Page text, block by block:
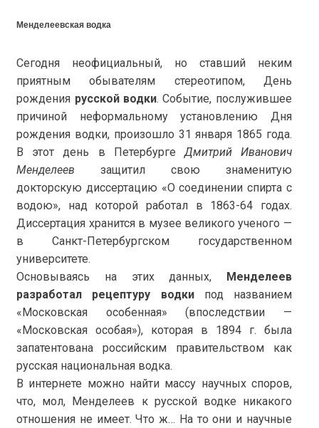
Менделеевская водка
Сегодня неофициальный, но ставший неким
приятным обывателям стереотипом, День
рождения русской водки. Событие, послужившее
причиной неформальному установлению Дня
рождения водки, произошло 31 января 1865 года.
В этот день в ПетербургеДмитрий Иванович
Менделеев защитил свою знаменитую
докторскую диссертацию «О соединении спирта с
водою», над которой работал в 1863-64 годах.
Диссертация хранится в музее великого ученого —
в Санкт-Петербургском государственном
университете.
Основываясь на этих данных, Менделеев
разработал рецептуру водкипод названием
«Московская особенная» (впоследствии —
«Московская особая»), которая в 1894 г. была
запатентована российским правительством как
русская национальная водка.
В интернете можно найти массу научных споров,
что, мол, Менделеев к русской водке никакого
отношения не имеет. Что ж… На то они и научные